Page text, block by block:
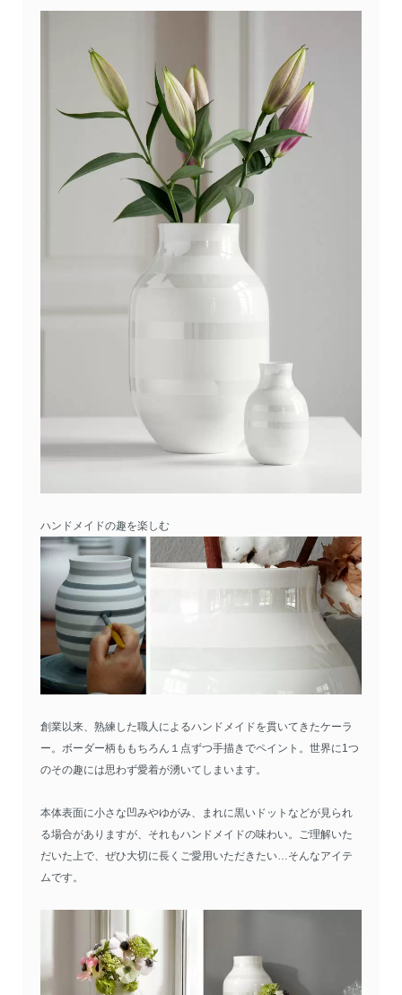
ハンドメイドの趣を楽しむ
創業以来、熟練した職人によるハンドメイドを貫いてきたケーラ
ー。ボーダー柄ももちろん１点ずつ手描きでペイント。世界に1つ
のその趣には思わず愛着が湧いてしまいます。
本体表面に小さな凹みやゆがみ、まれに黒いドットなどが見られ
る場合がありますが、それもハンドメイドの味わい。ご理解いた
だいた上で、ぜひ大切に長くご愛用いただきたい…そんなアイテ
ムです。